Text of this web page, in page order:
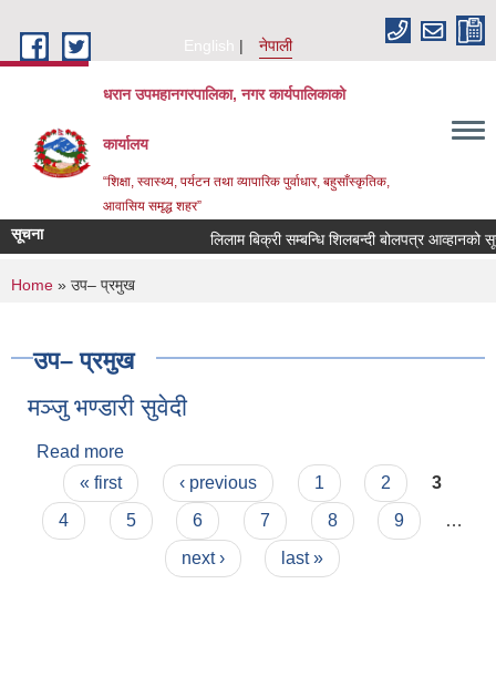
English
नेपाली
धरान उपमहानगरपालिका, नगर कार्यपालिकाको
कार्यालय
“शिक्षा, स्वास्थ्य, पर्यटन तथा व्यापारिक पुर्वाधार, बहुसाँस्कृतिक,
आवासिय समृद्ध शहर”
सूचना लिलाम बिक्री सम्बन्धि शिलबन्दी बोलपत्र
You are here
Home » उप– प्रमुख
उप– प्रमुख
मञ्जु भण्डारी सुवेदी
Read more
Pages
« first ‹ previous 1 2
3
4
5 6 7 8 9
…
next ›
last »